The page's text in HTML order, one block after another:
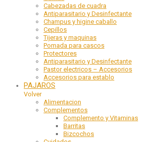
Cabezadas de cuadra
Antiparasitario y Desinfectante
Champus y higine caballo
Cepillos
Tijeras y maquinas
Pomada para cascos
Protectores
Antiparasitario y Desinfectante
Pastor electricos – Accesorios
Accesorios para establo
PAJAROS
Volver
Alimentacion
Complementos
Complemento y Vitaminas
Barritas
Bizcochos